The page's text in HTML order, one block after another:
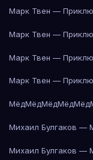
Марк Твен —
Марк Твен —
Марк Твен —
Марк Твен —
МёдМёдМёдМёдМёд
Михаил Булгаков —
Михаил Булгаков —